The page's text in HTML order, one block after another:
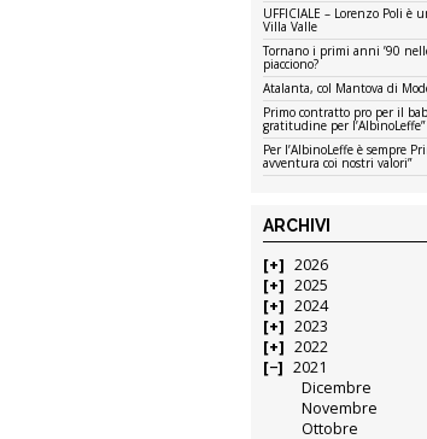
UFFICIALE – Lorenzo Poli è
Villa Valle
Tornano i primi anni ’90
piacciono?
Atalanta, col Mantova di
Primo contratto pro per il
gratitudine per l’AlbinoLeffe”
Per l’AlbinoLeffe è sempre
avventura coi nostri valori”
ARCHIVI
2026
2025
2024
2023
2022
2021
Dicembre
Novembre
Ottobre